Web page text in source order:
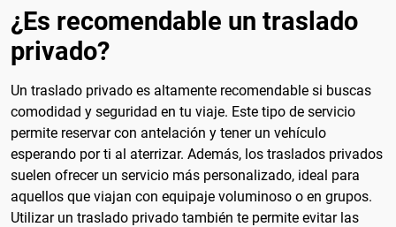
¿Es recomendable un traslado
privado?
Un traslado privado es altamente recomendable si buscas
comodidad y seguridad en tu viaje. Este tipo de servicio
permite reservar con antelación y tener un vehículo
esperando por ti al aterrizar. Además, los traslados privados
suelen ofrecer un servicio más personalizado, ideal para
aquellos que viajan con equipaje voluminoso o en grupos.
Utilizar un traslado privado también te permite evitar las